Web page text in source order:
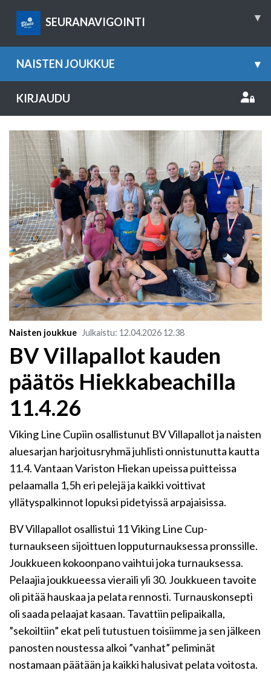
SEURANAVIGOINTI ▾
NAISTEN JOUKKUE ▾
KIRJAUDU
Naisten joukkue Julkaistu: 12.04.2026 12.38
BV Villapallot kauden
päätös Hiekkabeachilla
11.4.26
Viking Line Cupiin osallistunut BV Villapallot ja naisten
aluesarjan harjoitusryhmä juhlisti onnistunutta kautta
11.4. Vantaan Variston Hiekan upeissa puitteissa
pelaamalla 1,5h eri pelejä ja kaikki voittivat
yllätyspalkinnot lopuksi pidetyissä arpajaisissa.
BV Villapallot osallistui 11 Viking Line Cup-
turnaukseen sijoittuen lopputurnauksessa pronssille.
Joukkueen kokoonpano vaihtui joka turnauksessa.
Pelaajia joukkueessa vieraili yli 30. Joukkueen tavoite
oli pitää hauskaa ja pelata rennosti. Turnauskonsepti
oli saada pelaajat kasaan. Tavattiin pelipaikalla,
”sekoiltiin” ekat peli tutustuen toisiimme ja sen jälkeen
panosten noustessa alkoi ”vanhat” peliminät
nostamaan päätään ja kaikki halusivat pelata voitosta.